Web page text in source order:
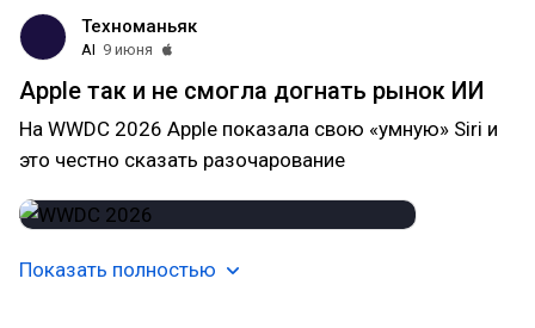
Техноманьяк
AI 9 июня
Apple так и не смогла догнать рынок ИИ
На WWDC 2026 Apple показала свою «умную» Siri и
это честно сказать разочарование
Показать полностью